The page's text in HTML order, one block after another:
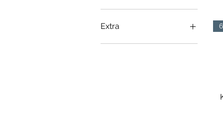
Extra
Gear